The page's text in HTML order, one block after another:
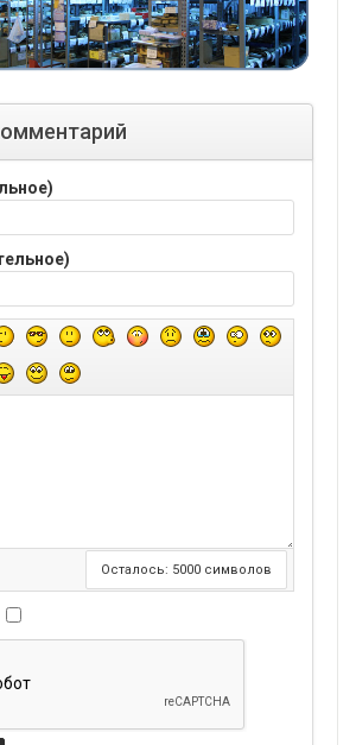
Осталось: 5000 символов